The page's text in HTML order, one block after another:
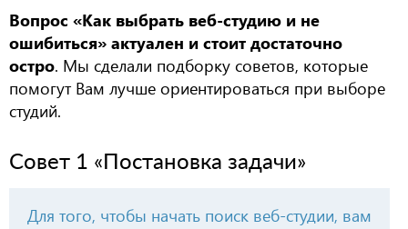
Вопрос «Как выбрать веб-студию и не
ошибиться» актуален и стоит достаточно
остро. Мы сделали подборку советов, которые
помогут Вам лучше ориентироваться при выборе
студий.
Совет 1 «Постановка задачи»
Для того, чтобы начать поиск веб-студии, вам